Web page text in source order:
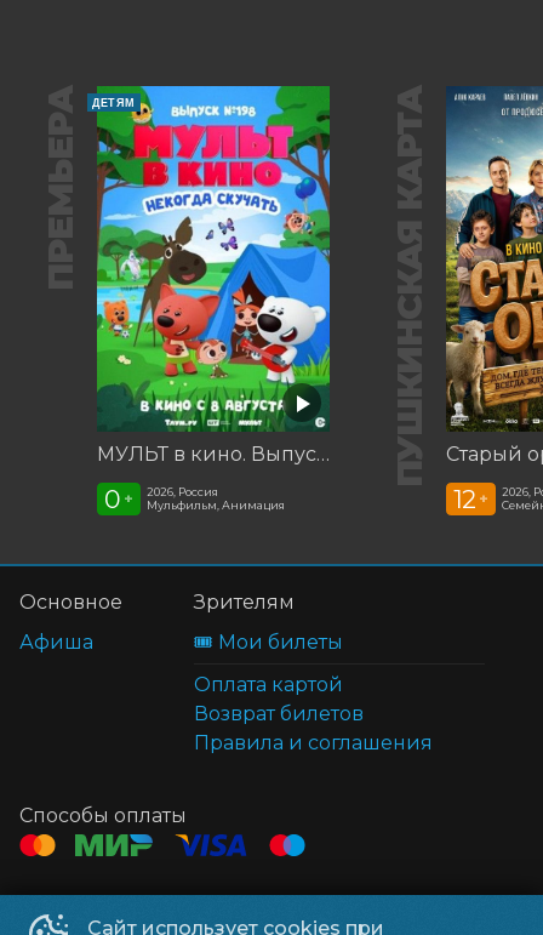
ПРЕМЬЕРА ДЕТЯМ
МУЛЬТ в кино. Выпуск №198. Некогда скучать
0 +
2026, Россия
Мульфильм, Анимация
ПУШКИНСКАЯ КАРТА Старый
12 +
2026,
Сайт использует cookies при
Основное
Афиша
Зрителям
🎟️ Мои билеты
Оплата картой
Возврат билетов
Правила и соглашения
Способы оплаты